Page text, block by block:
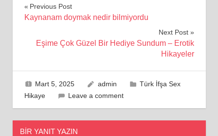
Yazı
Previous Post
Kaynanam doymak nedir bilmiyordu
Next Post
Eşime Çok Güzel Bir Hediye Sundum – Erotik
Hikayeler
Mart 5, 2025 admin
Türk İfşa Sex
Hikaye
Leave a comment
BIR YANIT YAZIN